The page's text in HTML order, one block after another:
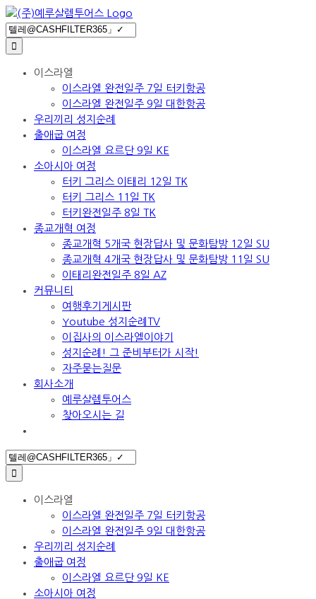
Skip
to
content
Search
for:
이스라엘
이스라엘 완전일주 7일 터키항공
이스라엘 완전일주 9일 대한항공
우리끼리 성지순례
출애굽 여정
이스라엘 요르단 9일 KE
소아시아 여정
터키 그리스 이태리 12일 TK
터키 그리스 11일 TK
터키완전일주 8일 TK
종교개혁 여정
종교개혁 5개국 현장답사 및 문화탐방 12일 SU
종교개혁 4개국 현장답사 및 문화탐방 11일 SU
이태리완전일주 8일 AZ
커뮤니티
여행후기게시판
Youtube 성지순례TV
이집사의 이스라엘이야기
성지순례! 그 준비부터가 시작!
자주묻는질문
회사소개
예루살렘투어스
찾아오시는 길
Search
for:
이스라엘
이스라엘 완전일주 7일 터키항공
이스라엘 완전일주 9일 대한항공
우리끼리 성지순례
출애굽 여정
이스라엘 요르단 9일 KE
소아시아 여정